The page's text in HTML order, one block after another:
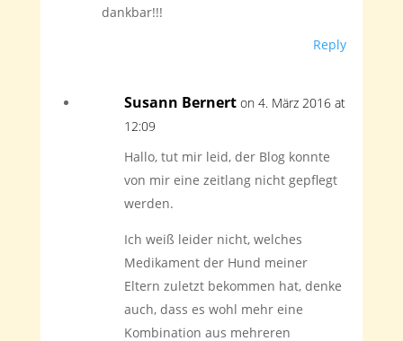
dankbar!!!
Reply
Susann Bernert on 4. März 2016 at
12:09
Hallo, tut mir leid, der Blog konnte
von mir eine zeitlang nicht gepflegt
werden.
Ich weiß leider nicht, welches
Medikament der Hund meiner
Eltern zuletzt bekommen hat, denke
auch, dass es wohl mehr eine
Kombination aus mehreren